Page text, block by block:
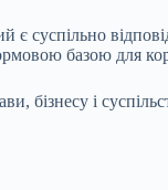
суспільно
базою для
бізнесу і